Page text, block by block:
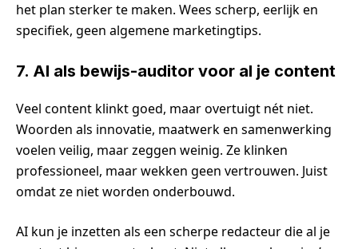
het plan sterker te maken. Wees scherp, eerlijk en
specifiek, geen algemene marketingtips.
7. AI als bewijs-auditor voor al je content
Veel content klinkt goed, maar overtuigt nét niet.
Woorden als innovatie, maatwerk en samenwerking
voelen veilig, maar zeggen weinig. Ze klinken
professioneel, maar wekken geen vertrouwen. Juist
omdat ze niet worden onderbouwd.
AI kun je inzetten als een scherpe redacteur die al je